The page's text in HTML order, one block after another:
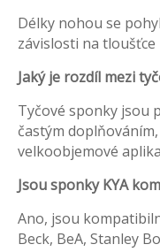
Délky nohou se
závislosti na tloušťce
Jaký je rozdíl mezi
Tyčové sponky jsou
častým
velkoobjemové
Jsou sponky KYA
Ano, jsou
Beck, BeA, Stanley